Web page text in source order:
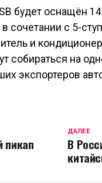
будет оснащён
с 5-
и
собираться на
экспортеров
ДАЛЕЕ
В
пикап